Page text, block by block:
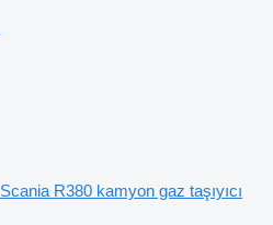
Scania R380 kamyon gaz taşıyıcı